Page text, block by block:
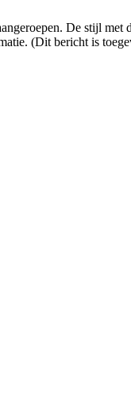
De stijl met
(Dit bericht is